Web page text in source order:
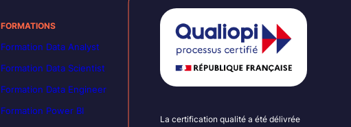
FORMATIONS
Formation Data Analyst
Formation Data Scientist
Formation Data Engineer
Formation Power BI
La certification qualité a été délivrée